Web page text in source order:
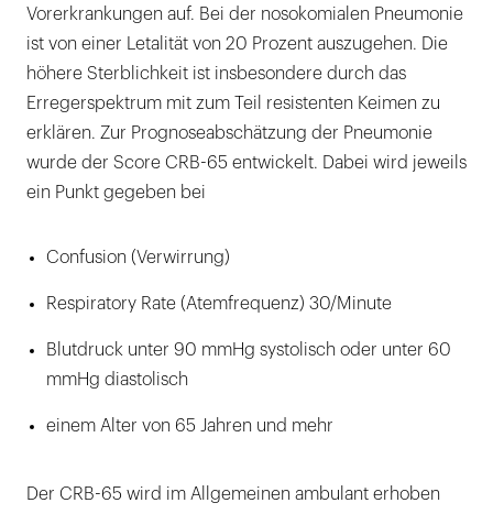
Vorerkrankungen auf. Bei der nosokomialen Pneumonie
ist von einer Letalität von 20 Prozent auszugehen. Die
höhere Sterblichkeit ist insbesondere durch das
Erregerspektrum mit zum Teil resistenten Keimen zu
erklären. Zur Prognoseabschätzung der Pneumonie
wurde der Score CRB-65 entwickelt. Dabei wird jeweils
ein Punkt gegeben bei
Confusion (Verwirrung)
Respiratory Rate (Atemfrequenz) 30/Minute
Blutdruck unter 90 mmHg systolisch oder unter 60
mmHg diastolisch
einem Alter von 65 Jahren und mehr
Der CRB-65 wird im Allgemeinen ambulant erhoben